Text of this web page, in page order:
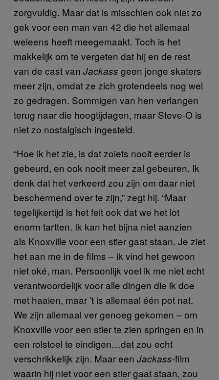
zorgvuldig. Maar dat is misschien ook niet zo
gek voor een man van 42 die het allemaal
weleens heeft meegemaakt. Toch is het
makkelijk om te vergeten dat hij en de rest
van de cast van Jackass geen jonge skaters
meer zijn, omdat ze zich grotendeels nog wel
zo gedragen. Sommigen van hen verlangen
terug naar die hoogtijdagen, maar Steve-O is
niet zo nostalgisch ingesteld.
“Hoe ik het zie, is dat zoiets nooit eerder is
gebeurd, en ook nooit meer zal gebeuren. Ik
denk dat het verkeerd zou zijn om daar niet
beschermend over te zijn,” zegt hij. “Maar
tegelijkertijd is het feit ook dat we het lot
enorm tartten. Ik kan het bijna niet aanzien
als Knoxville voor een stier gaat staan. Je ziet
het aan me in de films – ik vind het gewoon
niet oké, man. Persoonlijk voel ik me niet echt
verantwoordelijk voor alle dingen die ik doe
met haaien, maar ’t is allemaal één pot nat.
We zijn allemaal ver genoeg gekomen – om
Knoxville voor een stier te zien springen en in
een rolstoel te eindigen…dat zou echt
verschrikkelijk zijn. Maar een Jackass-film
waarin hij niet voor een stier gaat staan, zou